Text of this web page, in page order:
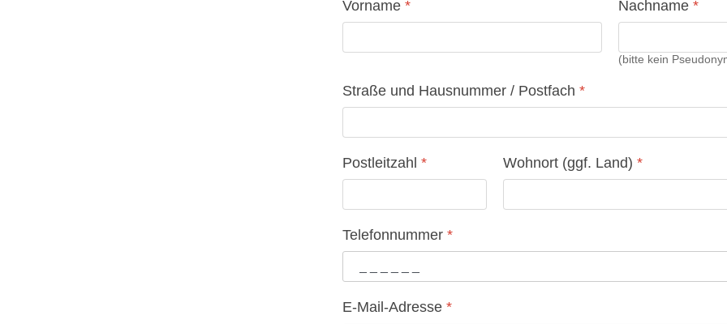
Vorname * Nachname *
(bitte kein
Straße und Hausnummer / Postfach *
Postleitzahl * Wohnort (ggf. Land)*
Telefonnummer *
E-Mail-Adresse *